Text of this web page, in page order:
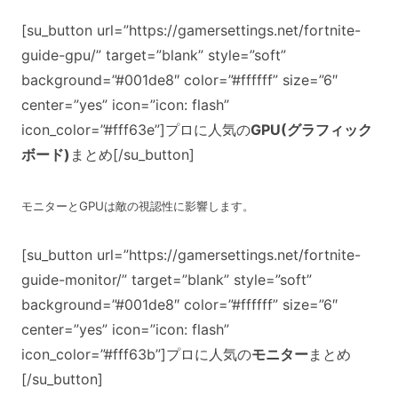
[su_button url=”https://gamersettings.net/fortnite-
guide-gpu/” target=”blank” style=”soft”
background=”#001de8″ color=”#ffffff” size=”6″
center=”yes” icon=”icon: flash”
icon_color=”#fff63e”]プロに人気のGPU(グラフィック
ボード) まとめ[/su_button]
モニターとGPUは敵の視認性に影響します。
[su_button url=”https://gamersettings.net/fortnite-
guide-monitor/” target=”blank” style=”soft”
background=”#001de8″ color=”#ffffff” size=”6″
center=”yes” icon=”icon: flash”
icon_color=”#fff63b”]プロに人気のモニターまとめ
[/su_button]